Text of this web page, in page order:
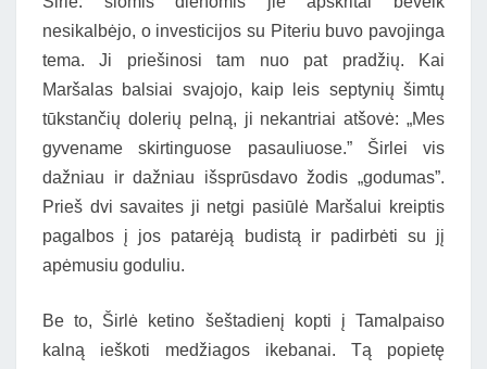
nesikalbėjo, o investicijos su Piteriu buvo pavojinga
tema. Ji priešinosi tam nuo pat pradžių. Kai
Maršalas balsiai svajojo, kaip leis septynių šimtų
tūkstančių dolerių pelną, ji nekantriai atšovė: „Mes
gyvename skirtinguose pasauliuose.” Širlei vis
dažniau ir dažniau išsprūsdavo žodis „godumas”.
Prieš dvi savaites ji netgi pasiūlė Maršalui kreiptis
pagalbos į jos patarėją budistą ir padirbėti su jį
apėmusiu goduliu.
Be to, Širlė ketino šeštadienį kopti į Tamalpaiso
kalną ieškoti medžiagos ikebanai. Tą popietę